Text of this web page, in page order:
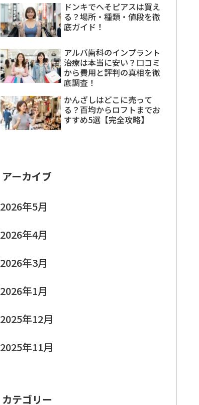
ドンキでへそピアスは買え
る？場所・種類・値段を徹
底ガイド！
アルバ歯科のインプラント
治療は本当に安い？口コミ
から費用と評判の真相を徹
底調査！
かんざしはどこに売って
る？百均からロフトまでお
すすめ5選【完全攻略】
アーカイブ
2026年5月
2026年4月
2026年3月
2026年1月
2025年12月
2025年11月
カテゴリー